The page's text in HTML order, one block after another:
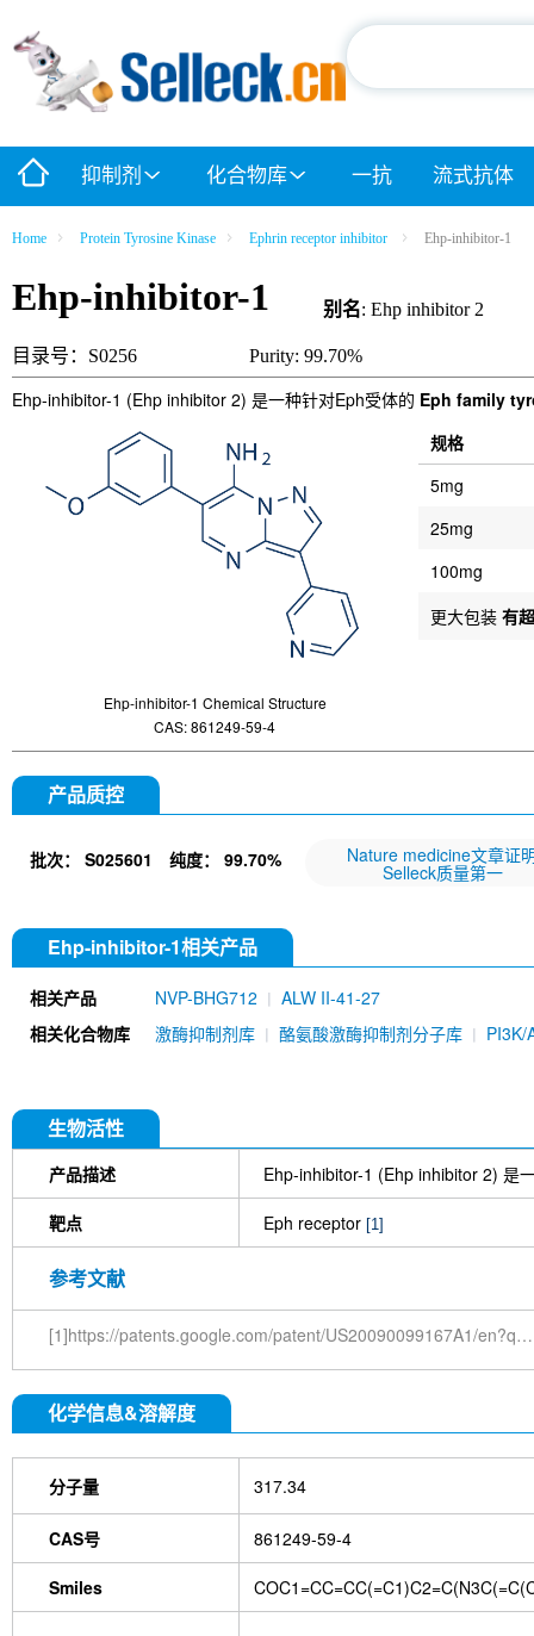
抑制剂 化合物库 一抗 流式抗体
Home Protein Tyrosine Kinase Ephrin receptor inhibitor Ehp-inhibitor-1
Ehp-inhibitor-1 别名: Ehp inhibitor 2
目录号：S0256 Purity: 99.70%
Ehp-inhibitor-1 (Ehp inhibitor 2) 是一种针对Eph受体的 Eph family
Ehp-inhibitor-1 Chemical Structure
CAS: 861249-59-4
规格
5mg
25mg
100mg
更大包装 有
产品质控
批次： S025601 纯度： 99.70% Nature medicine文章证
Selleck质量第一
Ehp-inhibitor-1相关产品
相关产品 NVP-BHG712
ALW II-41-27
相关化合物库
激酶抑制剂库 酪氨酸激酶抑制剂分子库 PI3K/
生物活性
产品描述 Ehp-inhibitor-1 (Ehp inhibitor 2) 是
靶点 Eph receptor [1]
参考文献
[1]https://patents.google.com/patent/US20090099167A1/en?q=KWGYGRTZRXWSAD-UHFFFAOYSA-N
化学信息&溶解度
分子量 317.34
CAS号 861249-59-4
Smiles